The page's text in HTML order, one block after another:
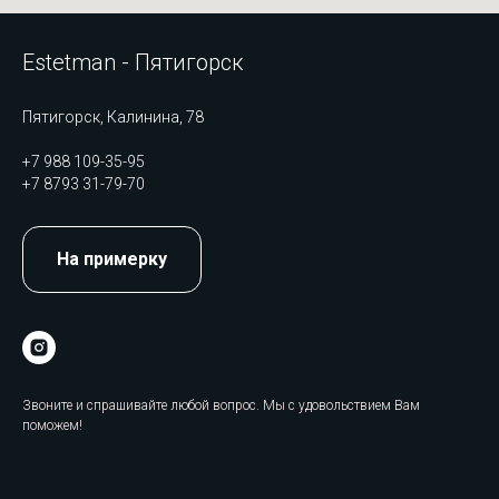
Estetman - Пятигорск
Пятигорск, Калинина, 78
+7 988 109-35-95
+7 8793 31-79-70
На примерку
Звоните и спрашивайте любой вопрос. Мы с удовольствием Вам
поможем!